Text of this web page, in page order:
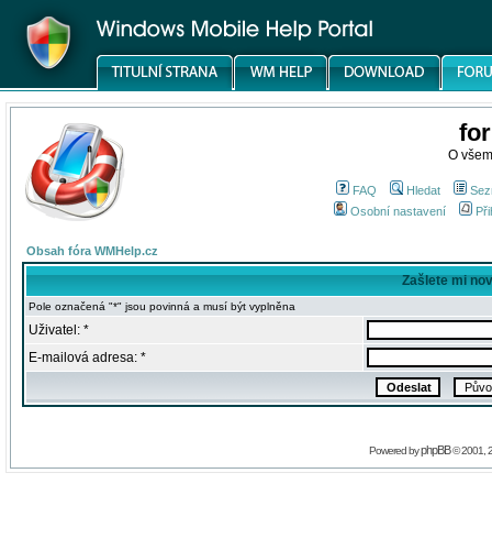
O
FAQ Hledat
Osobní nastavení
Obsah fóra WMHelp.cz
Zašlete mi
Pole označená "*" jsou povinná a musí být vyplněna
Uživatel: *
E-mailová adresa: *
Powered byphpBB© 2001,